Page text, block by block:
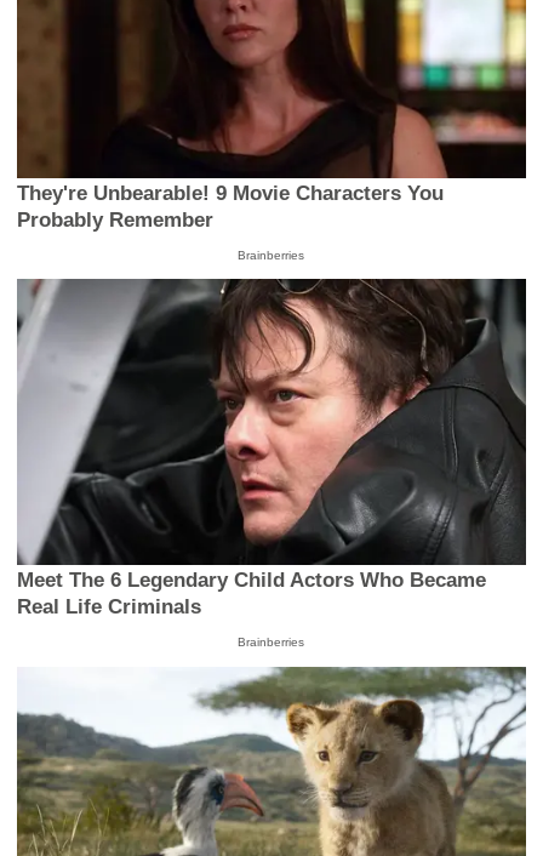
They're Unbearable! 9 Movie Characters You
Probably Remember
Brainberries
Meet The 6 Legendary Child Actors Who Became
Real Life Criminals
Brainberries